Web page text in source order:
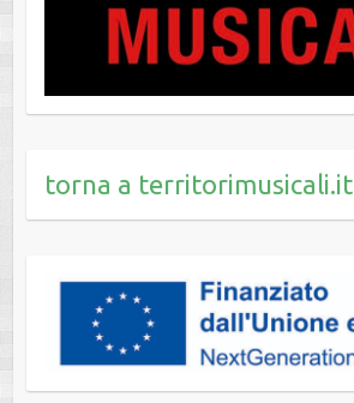
torna a territorimusicali.it